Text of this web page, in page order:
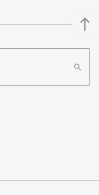
north
search